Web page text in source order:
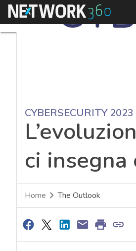
Menu
CYBERSECURITY 2023
ci
Home The Outlook